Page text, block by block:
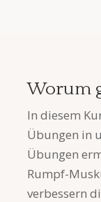
Worum
In diesem
Übungen in
Übungen
Rumpf-
verbessern